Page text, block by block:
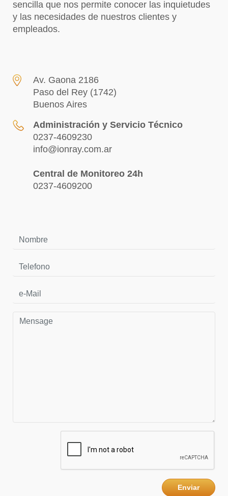
sencilla que nos permite conocer las inquietudes
y las necesidades de nuestros clientes y
empleados.
Av. Gaona 2186
Paso del Rey (1742)
Buenos Aires
Administración y Servicio Técnico
0237-4609230
info@ionray.com.ar
Central de Monitoreo 24h
0237-4609200
Enviar